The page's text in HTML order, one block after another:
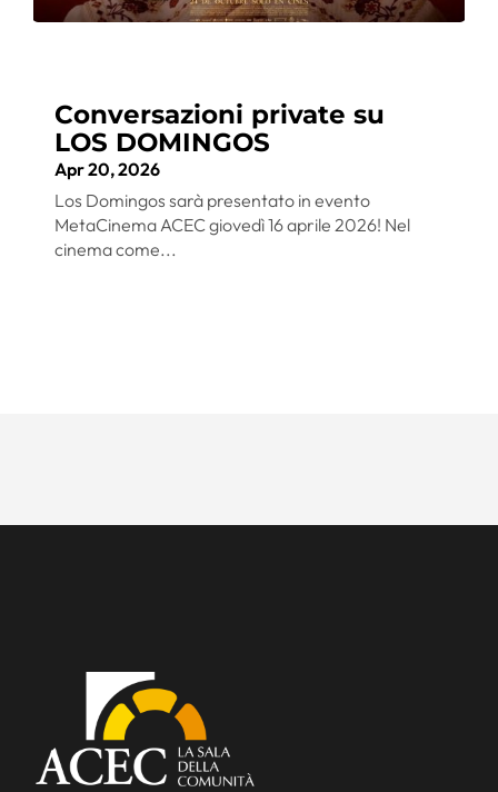
Conversazioni private su
LOS DOMINGOS
Apr 20, 2026
Los Domingos sarà presentato in evento
MetaCinema ACEC giovedì 16 aprile 2026! Nel
cinema come...